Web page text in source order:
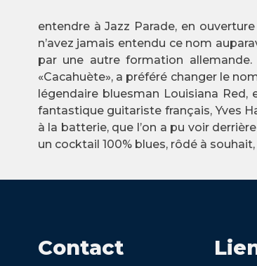
entendre à Jazz Parade, en
n’avez jamais entendu ce nom
par une autre formation allemande.
«Cacahuète», a préféré changer le
légendaire bluesman Louisiana Red,
fantastique guitariste français, Yves
à la batterie, que l’on a pu voir
un cocktail 100% blues, rôdé à
Contact